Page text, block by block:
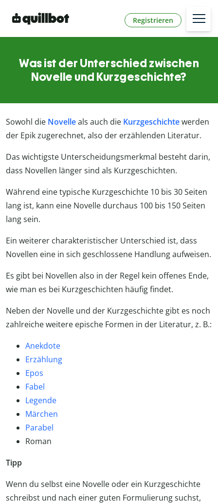
Registrieren
Was ist der Unterschied zwischen
Novelle und Kurzgeschichte?
Sowohl die Novelleals auch die Kurzgeschichtewerden
der Epik zugerechnet, also der erzählenden Literatur.
Das wichtigste Unterscheidungsmerkmal besteht darin,
dass Novellen länger sind als Kurzgeschichten.
Während eine typische Kurzgeschichte 10 bis 30 Seiten
lang ist, kann eine Novelle durchaus 100 bis 150 Seiten
lang sein.
Ein weiterer charakteristischer Unterschied ist, dass
Novellen eine in sich geschlossene Handlung aufweisen.
Es gibt bei Novellen also in der Regel kein offenes Ende,
wie man es bei Kurzgeschichten häufig findet.
Neben der Novelle und der Kurzgeschichte gibt es noch
zahlreiche weitere epische Formen in der Literatur, z. B.:
Anekdote
Erzählung
Epos
Fabel
Legende
Märchen
Parabel
Roman
Tipp
Wenn du selbst eine Novelle oder ein Kurzgeschichte
schreibst und nach einer guten Formulierung suchst,